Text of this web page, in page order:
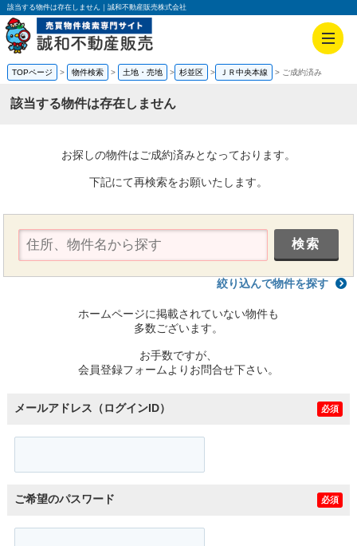
該当する物件は存在しません｜誠和不動産販売株式会社
TOPページ 物件検索 土地・売地 杉並区 ＪＲ中央本線 ご成約済み
該当する物件は存在しません
お探しの物件はご成約済みとなっております。
下記にて再検索をお願いたします。
絞り込んで物件を探す
ホームページに掲載されていない物件も
多数ございます。
お手数ですが、
会員登録フォームよりお問合せ下さい。
メールアドレス（ログインID） 必須
ご希望のパスワード 必須